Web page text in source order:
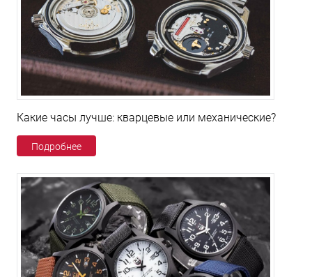
Какие часы лучше: кварцевые или механические?
Подробнее